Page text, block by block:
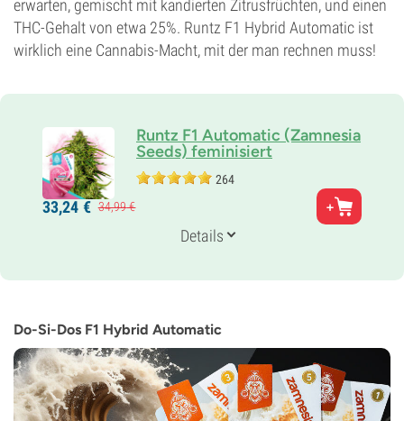
erwarten, gemischt mit kandierten Zitrusfrüchten, und einen
THC-Gehalt von etwa 25%. Runtz F1 Hybrid Automatic ist
wirklich eine Cannabis-Macht, mit der man rechnen muss!
Runtz F1 Automatic (Zamnesia
Seeds) feminisiert
264
Eltern
Gelato x Zkittlez
10-11 wochen von der Saat bis zur Ernte
CBD
Gering
Blütentyp
Autoflowering
33,24 € 34,99€
Details
Do-Si-Dos F1 Hybrid Automatic